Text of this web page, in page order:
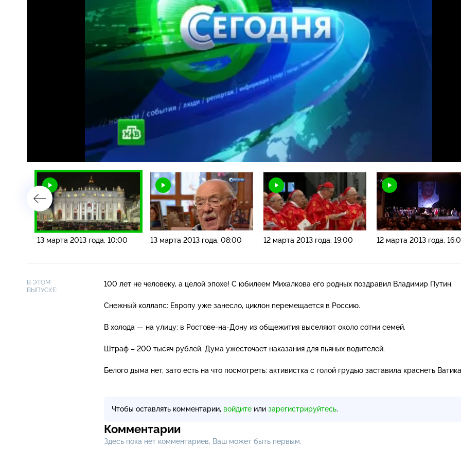
13 марта 2013 года. 10:00 13 марта 2013 года. 08:00 12 марта 2013 года. 19:00 12 марта 2013 года.
В ЭТОМ
ВЫПУСКЕ:
100 лет не человеку, а целой эпохе! С юбилеем Михалкова его родных поздравил Владимир Путин.
Снежный коллапс: Европу уже занесло, циклон перемещается в Россию.
В холода — на улицу: в Ростове-на-Дону из общежития выселяют около сотни семей.
Штраф – 200 тысяч рублей. Дума ужесточает наказания для пьяных водителей.
Белого дыма нет, зато есть на что посмотреть: активистка с голой грудью заставила краснеть
Чтобы оставлять комментарии, войдите или зарегистрируйтесь.
Комментарии
Здесь пока нет комментариев, Ваш может быть первым.